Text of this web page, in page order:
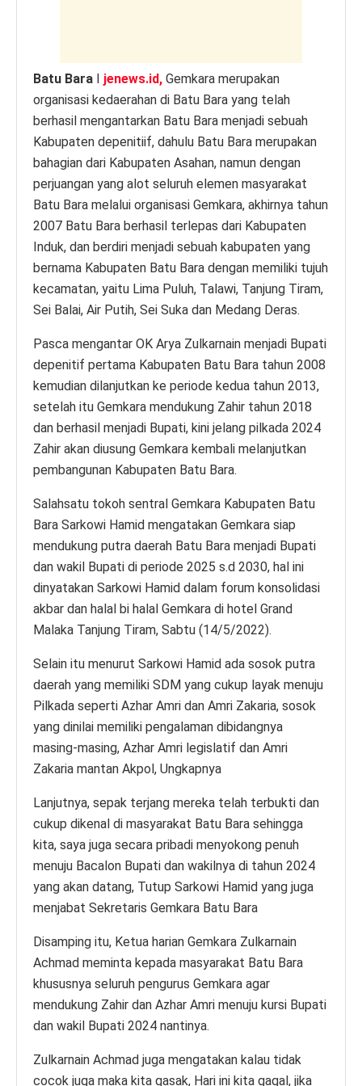
Batu Bara I jenews.id, Gemkara merupakan
organisasi kedaerahan di Batu Bara yang telah
berhasil mengantarkan Batu Bara menjadi sebuah
Kabupaten depenitiif, dahulu Batu Bara merupakan
bahagian dari Kabupaten Asahan, namun dengan
perjuangan yang alot seluruh elemen masyarakat
Batu Bara melalui organisasi Gemkara, akhirnya tahun
2007 Batu Bara berhasil terlepas dari Kabupaten
Induk, dan berdiri menjadi sebuah kabupaten yang
bernama Kabupaten Batu Bara dengan memiliki tujuh
kecamatan, yaitu Lima Puluh, Talawi, Tanjung Tiram,
Sei Balai, Air Putih, Sei Suka dan Medang Deras.
Pasca mengantar OK Arya Zulkarnain menjadi Bupati
depenitif pertama Kabupaten Batu Bara tahun 2008
kemudian dilanjutkan ke periode kedua tahun 2013,
setelah itu Gemkara mendukung Zahir tahun 2018
dan berhasil menjadi Bupati, kini jelang pilkada 2024
Zahir akan diusung Gemkara kembali melanjutkan
pembangunan Kabupaten Batu Bara.
Salahsatu tokoh sentral Gemkara Kabupaten Batu
Bara Sarkowi Hamid mengatakan Gemkara siap
mendukung putra daerah Batu Bara menjadi Bupati
dan wakil Bupati di periode 2025 s.d 2030, hal ini
dinyatakan Sarkowi Hamid dalam forum konsolidasi
akbar dan halal bi halal Gemkara di hotel Grand
Malaka Tanjung Tiram, Sabtu (14/5/2022).
Selain itu menurut Sarkowi Hamid ada sosok putra
daerah yang memiliki SDM yang cukup layak menuju
Pilkada seperti Azhar Amri dan Amri Zakaria, sosok
yang dinilai memiliki pengalaman dibidangnya
masing-masing, Azhar Amri legislatif dan Amri
Zakaria mantan Akpol, Ungkapnya
Lanjutnya, sepak terjang mereka telah terbukti dan
cukup dikenal di masyarakat Batu Bara sehingga
kita, saya juga secara pribadi menyokong penuh
menuju Bacalon Bupati dan wakilnya di tahun 2024
yang akan datang, Tutup Sarkowi Hamid yang juga
menjabat Sekretaris Gemkara Batu Bara
Disamping itu, Ketua harian Gemkara Zulkarnain
Achmad meminta kepada masyarakat Batu Bara
khususnya seluruh pengurus Gemkara agar
mendukung Zahir dan Azhar Amri menuju kursi Bupati
dan wakil Bupati 2024 nantinya.
Zulkarnain Achmad juga mengatakan kalau tidak
cocok juga maka kita gasak, Hari ini kita gagal, jika